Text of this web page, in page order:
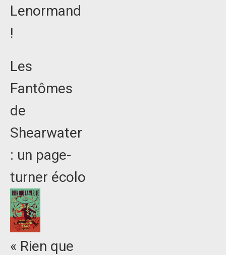
Lenormand
!
Les
Fantômes
de
Shearwater
: un page-
turner écolo
« Rien que